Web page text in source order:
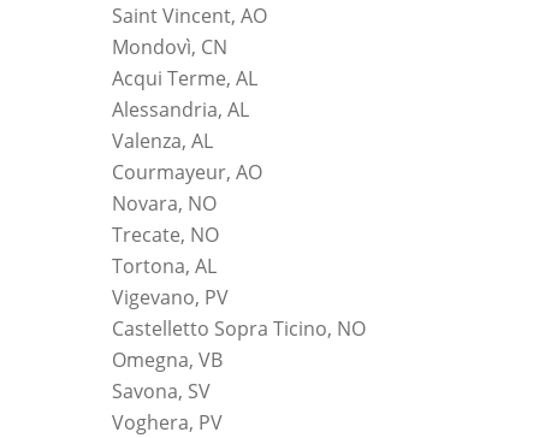
Saint Vincent, AO
Mondovì, CN
Acqui Terme, AL
Alessandria, AL
Valenza, AL
Courmayeur, AO
Novara, NO
Trecate, NO
Tortona, AL
Vigevano, PV
Castelletto Sopra Ticino, NO
Omegna, VB
Savona, SV
Voghera, PV